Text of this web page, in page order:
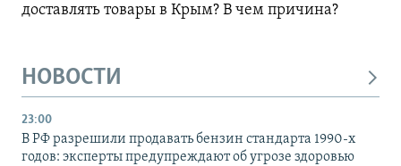
доставлять товары в Крым? В чем причина?
НОВОСТИ
23:00
В РФ разрешили продавать бензин стандарта 1990-х
годов: эксперты предупреждают об угрозе здоровью